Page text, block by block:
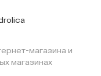
магазина и
магазинах